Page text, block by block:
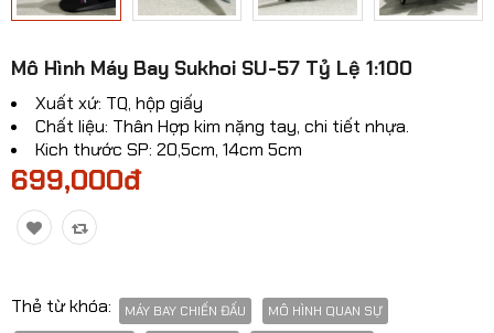
Mô hình xe cơ giới
Mô hình Xe cổ
Tỷ lệ mô hình
Mô hình lắp ráp
Mô hình nhân vật
​​Mô Hình Máy Bay Sukhoi SU-57 Tỷ Lệ 1:100
Xuất xứ: TQ, hộp giấy
Chất liệu: Thân Hợp kim nặng tay, chi tiết nhựa.
Kich thước SP: 20,5cm, 14cm 5cm
699,000đ
Thẻ từ khóa: MÁY BAY CHIẾN ĐẤU
MÔ HÌNH QUAN SỰ